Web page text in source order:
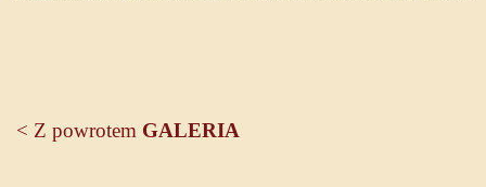
< Z powrotem GALERIA